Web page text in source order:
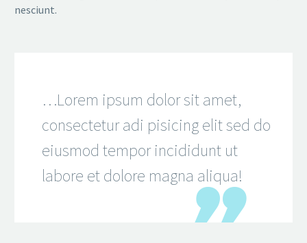
nesciunt.
…Lorem ipsum dolor sit amet,
consectetur adi pisicing elit sed do
eiusmod tempor incididunt ut
labore et dolore magna aliqua!